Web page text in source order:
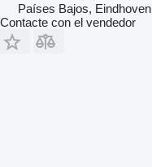
Países Bajos, Eindhoven
Contacte con el vendedor